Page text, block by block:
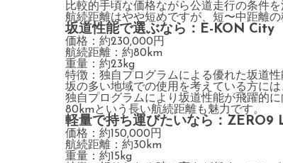
比較的手頃な価格ながら公道走行の条件
航続距離はやや短めですが、短〜中距離
坂道性能で選ぶなら：E-KON City
価格：約230,000円
航続距離：約80km
重量：約23kg
特徴：独自プログラムによる優れた坂道
坂の多い地域での使用を考えている方に
独自プログラムにより坂道性能が飛躍的
80kmという長い航続距離も魅力です。
軽量で持ち運びたいなら：ZERO9
価格：約150,000円
航続距離：約30km
重量：約15kg